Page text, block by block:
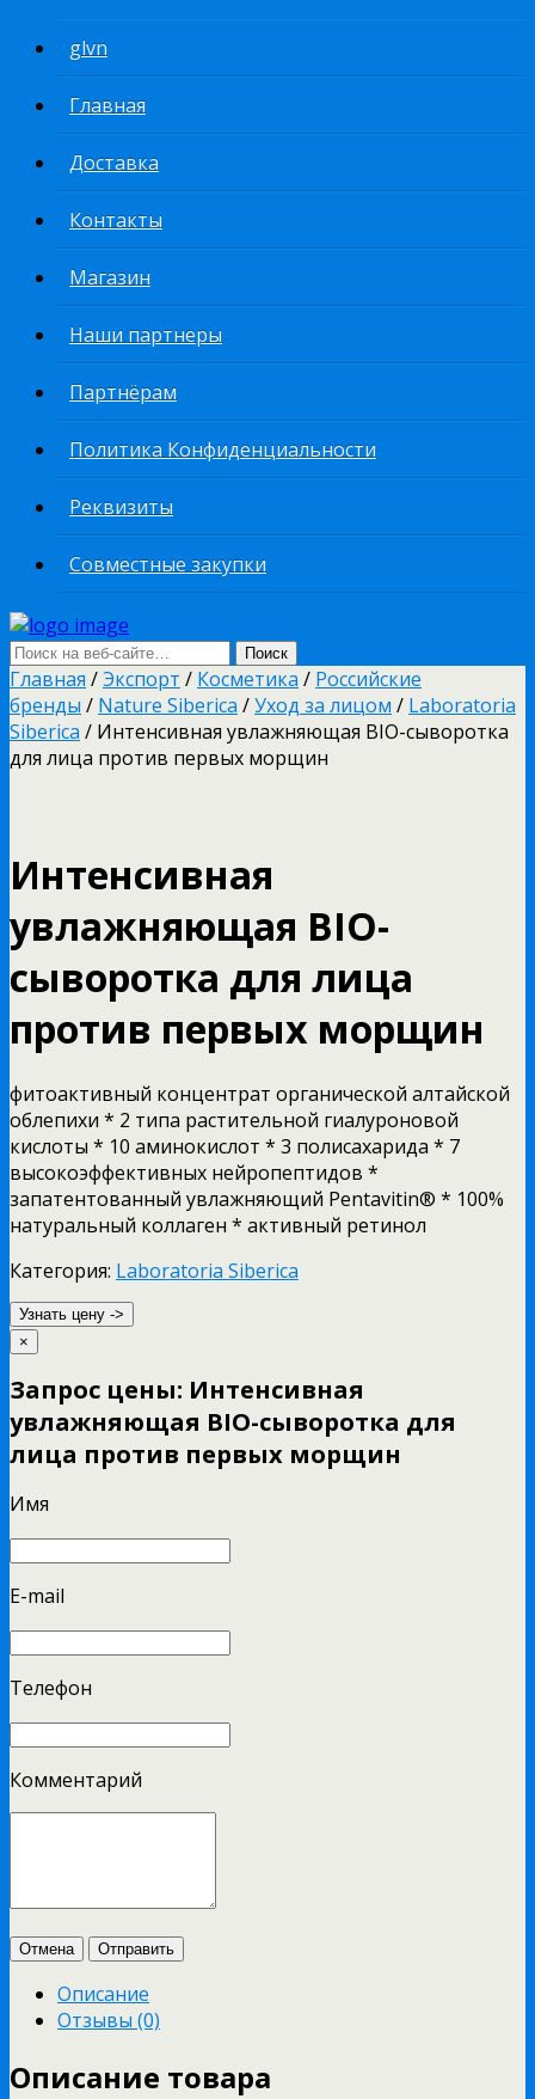
glvn
Главная
Доставка
Контакты
Магазин
Наши партнеры
Партнёрам
Политика Конфиденциальности
Реквизиты
Совместные закупки
Главная /Экспорт / Косметика / Российские
бренды / Nature Siberica /Уход за лицом / Laboratoria
Siberica / Интенсивная увлажняющая BIO-сыворотка
для лица против первых морщин
Интенсивная
увлажняющая BIO-
сыворотка для лица
против первых морщин
фитоактивный концентрат органической алтайской
облепихи * 2 типа растительной гиалуроновой
кислоты * 10 аминокислот * 3 полисахарида * 7
высокоэффективных нейропептидов *
запатентованный увлажняющий Pentavitin® * 100%
натуральный коллаген * активный ретинол
Категория: Laboratoria Siberica
Узнать цену ->
×
Запрос цены: Интенсивная
увлажняющая BIO-сыворотка для
лица против первых морщин
Имя
E-mail
Телефон
Комментарий
Отмена Отправить
Описание
Отзывы (0)
Описание товара